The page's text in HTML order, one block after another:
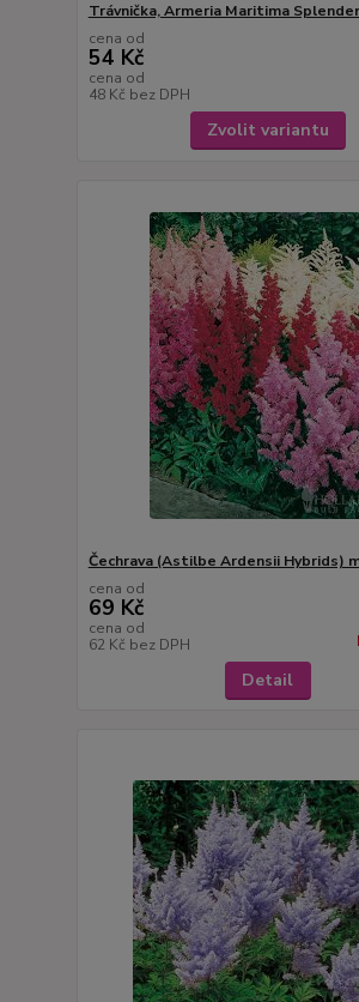
Trávnička, Armeria Maritima
cena od
54 Kč
cena od
48 Kč bez DPH
Zvolit variantu
Čechrava (Astilbe Ardensii Hybrids)
cena od
69 Kč
cena od
62 Kč bez DPH
Detail